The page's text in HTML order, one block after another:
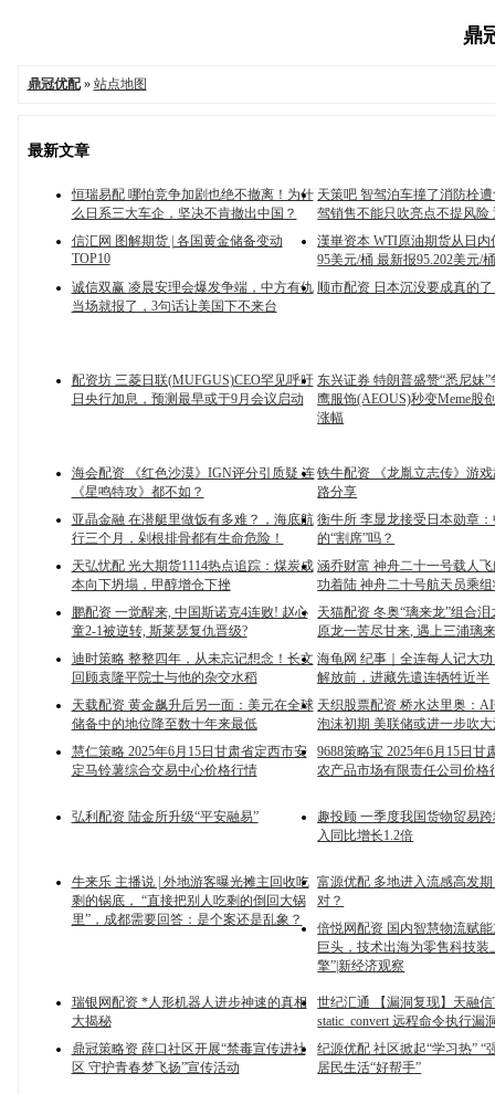
鼎
鼎冠优配» 站点地图
最新文章
恒瑞易配 哪怕竞争加剧也绝不撤离！为什
么日系三大车企，坚决不肯撤出中国？
天策吧 智驾泊车撞了消防栓
驾销售不能只吹亮点不提风险
信汇网 图解期货 | 各国黄金储备变动
TOP10
漢崋资本 WTI原油期货从日内
95美元/桶 最新报95.202美元/
诚信双赢 凌晨安理会爆发争端，中方有仇
当场就报了，3句话让美国下不来台
顺市配资 日本沉没要成真的
配资坊 三菱日联(MUFGUS)CEO罕见呼吁
日央行加息，预测最早或于9月会议启动
东兴证券 特朗普盛赞“悉尼妹
鹰服饰(AEOUS)秒变Meme股
涨幅
海会配资 《红色沙漠》IGN评分引质疑 连
《星鸣特攻》都不如？
铁牛配资 《龙胤立志传》游
路分享
亚晶金融 在潜艇里做饭有多难？，海底航
行三个月，剁根排骨都有生命危险！
衡牛所 李显龙接受日本勋章
的“割席”吗？
天弘忧配 光大期货1114热点追踪：煤炭成
本向下坍塌，甲醇增仓下挫
涵乔财富 神舟二十一号载人
功着陆 神舟二十号航天员乘
鹏配资 一觉醒来, 中国斯诺克4连败! 赵心
童2-1被逆转, 斯莱瑟复仇晋级?
天猫配资 冬奥“璃来龙”组合
原龙一苦尽甘来, 遇上三浦璃
迪时策略 整整四年，从未忘记想念！长文
回顾袁隆平院士与他的杂交水稻
海龟网 纪事｜全连每人记大
解放前，进藏先遣连牺牲近半
天载配资 黄金飙升后另一面：美元在全球
储备中的地位降至数十年来最低
天织股票配资 桥水达里奥：
泡沫初期 美联储或进一步吹
慧仁策略 2025年6月15日甘肃省定西市安
定马铃薯综合交易中心价格行情
9688策略宝 2025年6月15日甘
农产品市场有限责任公司价格
弘利配资 陆金所升级“平安融易”
趣投顾 一季度我国货物贸易
入同比增长1.2倍
牛来乐 主播说 | 外地游客曝光摊主回收吃
剩的锅底， “直接把别人吃剩的倒回大锅
里”，成都需要回答：是个案还是乱象？
富源优配 多地进入流感高发
对？
倍悦网配资 国内智慧物流赋
巨头，技术出海为零售科技装
擎”|新经济观察
瑞银网配资 *人形机器人进步神速的真相
大揭秘
世纪汇通 【漏洞复现】天融信
static_convert 远程命令执行漏
鼎冠策略资 薛口社区开展“禁毒宣传进社
区 守护青春梦飞扬”宣传活动
纪源优配 社区掀起“学习热” “
居民生活“好帮手”